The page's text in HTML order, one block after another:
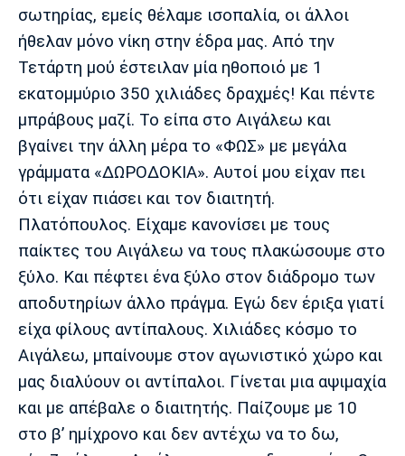
σωτηρίας, εμείς θέλαμε ισοπαλία, οι άλλοι
ήθελαν μόνο νίκη στην έδρα μας. Από την
Τετάρτη μού έστειλαν μία ηθοποιό με 1
εκατομμύριο 350 χιλιάδες δραχμές! Και πέντε
μπράβους μαζί. Το είπα στο Αιγάλεω και
βγαίνει την άλλη μέρα το «ΦΩΣ» με μεγάλα
γράμματα «ΔΩΡΟΔΟΚΙΑ». Αυτοί μου είχαν πει
ότι είχαν πιάσει και τον διαιτητή.
Πλατόπουλος. Είχαμε κανονίσει με τους
παίκτες του Αιγάλεω να τους πλακώσουμε στο
ξύλο. Και πέφτει ένα ξύλο στον διάδρομο των
αποδυτηρίων άλλο πράγμα. Εγώ δεν έριξα γιατί
είχα φίλους αντίπαλους. Χιλιάδες κόσμο το
Αιγάλεω, μπαίνουμε στον αγωνιστικό χώρο και
μας διαλύουν οι αντίπαλοι. Γίνεται μια αψιμαχία
και με απέβαλε ο διαιτητής. Παίζουμε με 10
στο β’ ημίχρονο και δεν αντέχω να το δω,